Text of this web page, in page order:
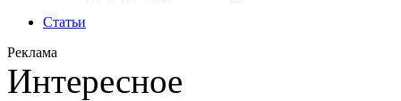
Статьи
Реклама
Интересное